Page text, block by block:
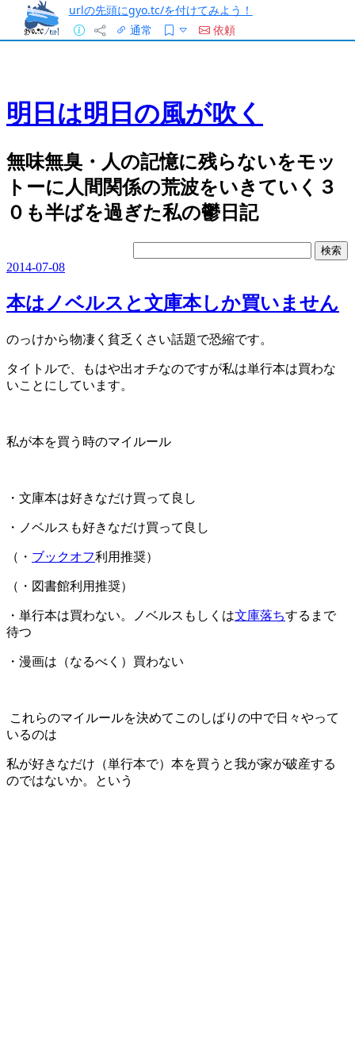
urlの先頭にgyo.tc/を付けてみよう！
通常
依頼